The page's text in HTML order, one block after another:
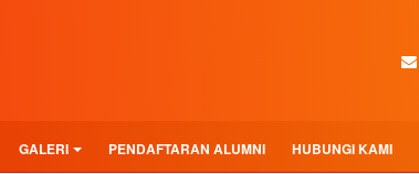
GALERI PENDAFTARAN ALUMNI HUBUNGI KAMI